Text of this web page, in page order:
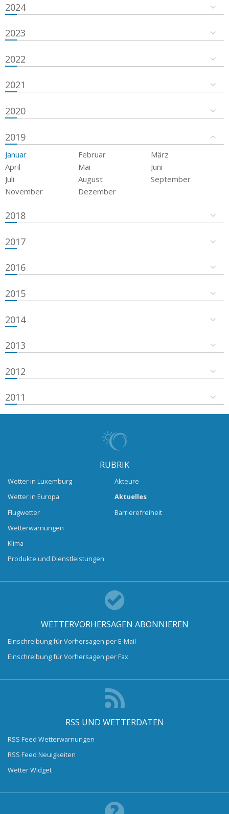
2024
2023
2022
2021
2020
2019
Januar Februar
März
April
Mai
Juni
Juli
August
September
November
Dezember
2018
2017
2016
2015
2014
2013
2012
2011
RUBRIK
Wetter in Luxemburg
Wetter in Europa
Flugwetter
Wetterwarnungen
Klima
Produkte und Dienstleistungen
Akteure
Aktuelles
Barrierefreiheit
WETTERVORHERSAGEN ABONNIEREN
Einschreibung für Vorhersagen per E-Mail
Einschreibung für Vorhersagen per Fax
RSS UND WETTERDATEN
RSS Feed Wetterwarnungen
RSS Feed Neuigkeiten
Wetter Widget